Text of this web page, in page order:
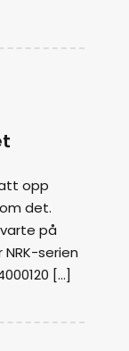
opp
det.
på
serien
[…]